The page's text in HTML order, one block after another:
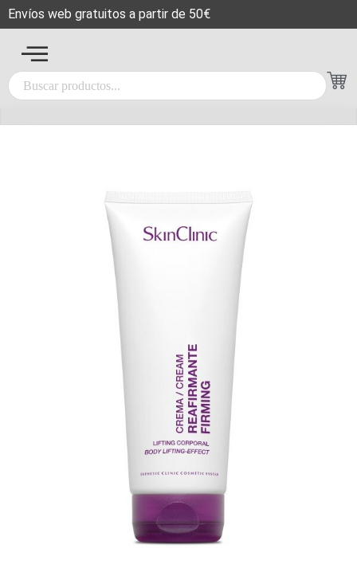
Envíos web gratuitos a partir de 50€